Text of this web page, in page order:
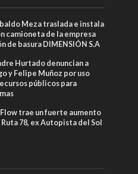
Meza traslada e instala
camioneta de la empresa
de basura DIMENSIÓN S.A
Hurtado denuncian a
y Felipe Muñoz por uso
públicos para
trae un fuerte aumento
78, ex Autopista del Sol